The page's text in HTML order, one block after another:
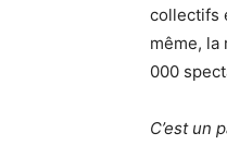
collectifs
même, la
000
C’est un